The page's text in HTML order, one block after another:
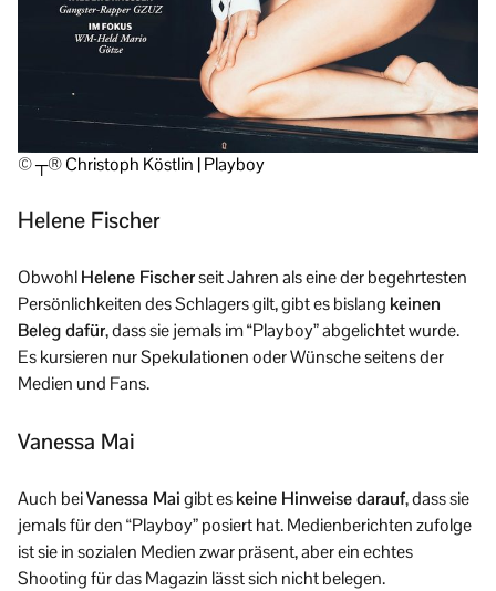
© ┬® Christoph Köstlin | Playboy
Helene Fischer
ObwohlHelene Fischerseit Jahren als eine der begehrtesten
Persönlichkeiten des Schlagers gilt, gibt es bislang keinen
Beleg dafür, dass sie jemals im “Playboy” abgelichtet wurde.
Es kursieren nur Spekulationen oder Wünsche seitens der
Medien und Fans.
Vanessa Mai
Auch beiVanessa Maigibt eskeine Hinweise darauf, dass sie
jemals für den “Playboy” posiert hat. Medienberichten zufolge
ist sie in sozialen Medien zwar präsent, aber ein echtes
Shooting für das Magazin lässt sich nicht belegen.